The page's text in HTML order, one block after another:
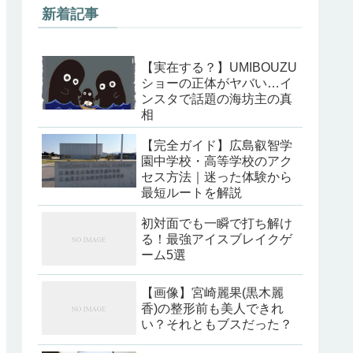
新着記事
【実在する？】UMIBOUZU
ショーの正体がヤバい…イ
ンスタで話題の海坊主の真
相
【完全ガイド】広島叡智学
園中学校・高等学校のアク
セス方法｜迷った体験から
最短ルートを解説
初対面でも一瞬で打ち解け
る！最強アイスブレイクゲ
ーム5選
【画像】宮崎麗果(黒木麗
香)の整形前も美人できれ
い？それともブスだった？